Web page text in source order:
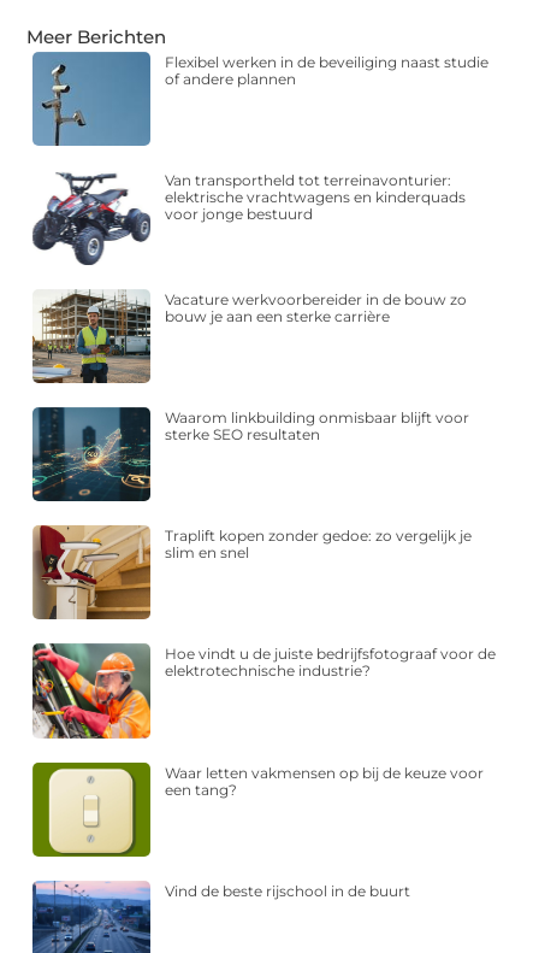
Meer Berichten
Flexibel werken in de beveiliging naast studie
of andere plannen
Van transportheld tot terreinavonturier:
elektrische vrachtwagens en kinderquads
voor jonge bestuurd
Vacature werkvoorbereider in de bouw zo
bouw je aan een sterke carrière
Waarom linkbuilding onmisbaar blijft voor
sterke SEO resultaten
Traplift kopen zonder gedoe: zo vergelijk je
slim en snel
Hoe vindt u de juiste bedrijfsfotograaf voor de
elektrotechnische industrie?
Waar letten vakmensen op bij de keuze voor
een tang?
Vind de beste rijschool in de buurt